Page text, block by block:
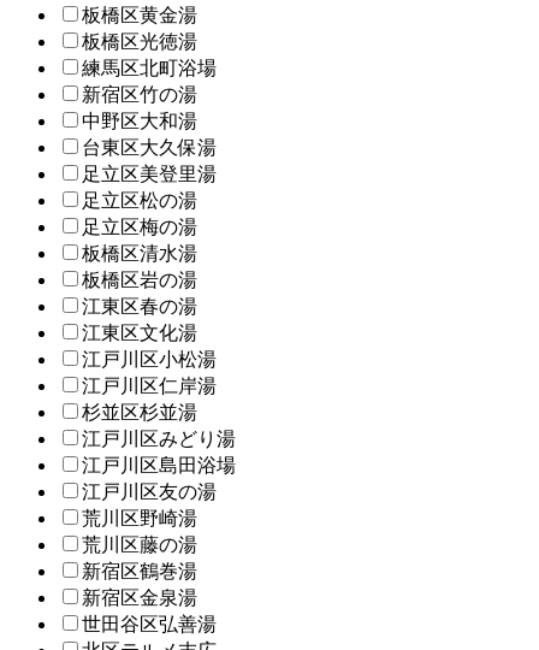
板橋区黄金湯
板橋区光徳湯
練馬区北町浴場
新宿区竹の湯
中野区大和湯
台東区大久保湯
足立区美登里湯
足立区松の湯
足立区梅の湯
板橋区清水湯
板橋区岩の湯
江東区春の湯
江東区文化湯
江戸川区小松湯
江戸川区仁岸湯
杉並区杉並湯
江戸川区みどり湯
江戸川区島田浴場
江戸川区友の湯
荒川区野崎湯
荒川区藤の湯
新宿区鶴巻湯
新宿区金泉湯
世田谷区弘善湯